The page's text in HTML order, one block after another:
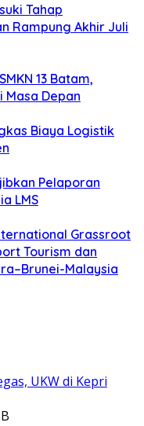
Tahap
Rampung Akhir Juli
13 Batam,
Masa Depan
Biaya Logistik
Pelaporan
LMS
Grassroot
Tourism dan
Malaysia